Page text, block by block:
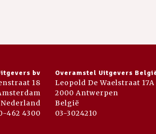
bv
18
Nederland
462 4300
Overamstel Uitgevers
Leopold De Waelstraat 17A
2000 Antwerpen
België
03-3024210